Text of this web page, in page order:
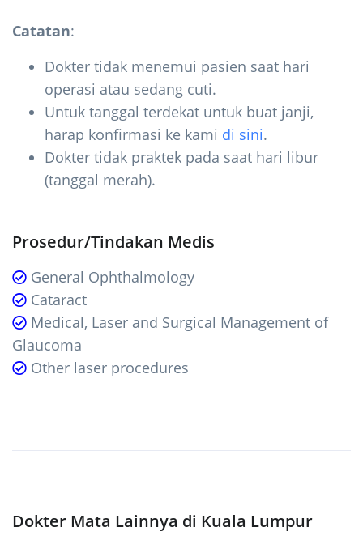
Catatan:
Dokter tidak menemui pasien saat hari
operasi atau sedang cuti.
Untuk tanggal terdekat untuk buat janji,
harap konfirmasi ke kami di sini.
Dokter tidak praktek pada saat hari libur
(tanggal merah).
Prosedur/Tindakan Medis
General Ophthalmology
Cataract
Medical, Laser and Surgical Management of
Glaucoma
Other laser procedures
Dokter Mata Lainnya di Kuala Lumpur